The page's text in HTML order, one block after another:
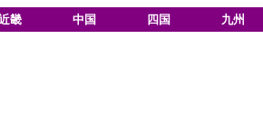
畿 中国 四国 九州